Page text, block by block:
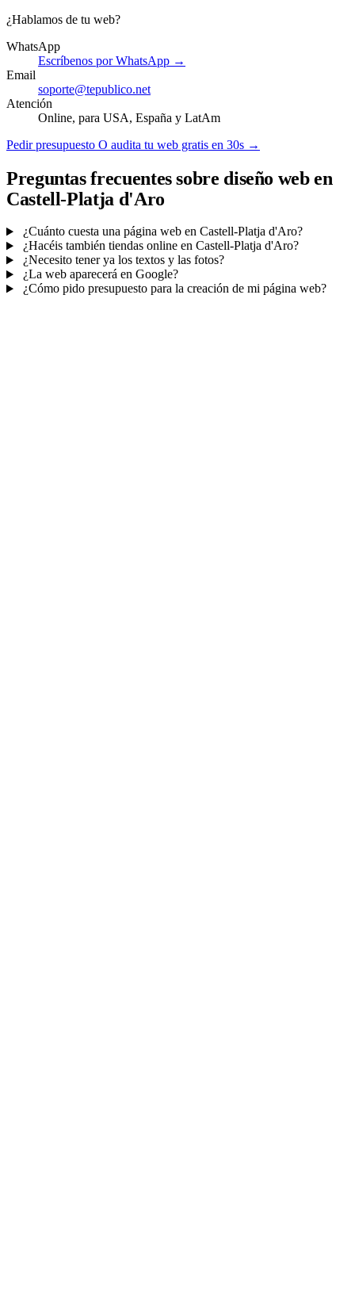
¿Hablamos de tu web?
WhatsApp
Escríbenos por WhatsApp →
Email
soporte@tepublico.net
Atención
Online, para USA, España y LatAm
Pedir presupuesto O audita tu web gratis en 30s →
Preguntas frecuentes sobre diseño web en
Castell-Platja d'Aro
¿Cuánto cuesta una página web en Castell-Platja d'Aro?
¿Hacéis también tiendas online en Castell-Platja d'Aro?
¿Necesito tener ya los textos y las fotos?
¿La web aparecerá en Google?
¿Cómo pido presupuesto para la creación de mi página web?